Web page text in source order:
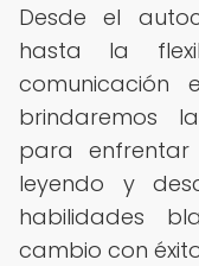
Desde el
hasta la
comunicación
brindaremos
para enfrentar
leyendo y
habilidades
cambio con